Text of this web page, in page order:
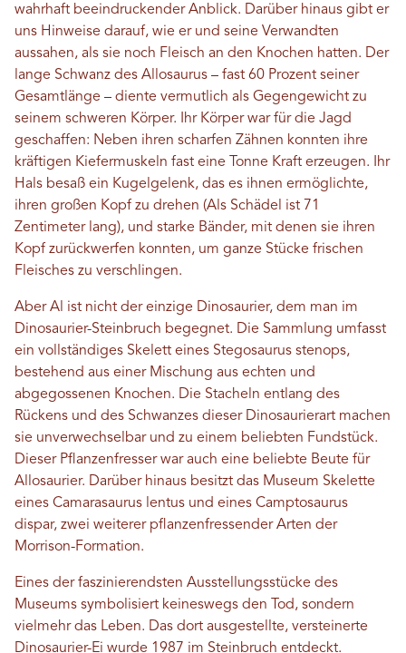
wahrhaft beeindruckender Anblick. Darüber hinaus gibt er
uns Hinweise darauf, wie er und seine Verwandten
aussahen, als sie noch Fleisch an den Knochen hatten. Der
lange Schwanz des Allosaurus – fast 60 Prozent seiner
Gesamtlänge – diente vermutlich als Gegengewicht zu
seinem schweren Körper. Ihr Körper war für die Jagd
geschaffen: Neben ihren scharfen Zähnen konnten ihre
kräftigen Kiefermuskeln fast eine Tonne Kraft erzeugen. Ihr
Hals besaß ein Kugelgelenk, das es ihnen ermöglichte,
ihren großen Kopf zu drehen (Als Schädel ist 71
Zentimeter lang), und starke Bänder, mit denen sie ihren
Kopf zurückwerfen konnten, um ganze Stücke frischen
Fleisches zu verschlingen.
Aber Al ist nicht der einzige Dinosaurier, dem man im
Dinosaurier-Steinbruch begegnet. Die Sammlung umfasst
ein vollständiges Skelett eines Stegosaurus stenops,
bestehend aus einer Mischung aus echten und
abgegossenen Knochen. Die Stacheln entlang des
Rückens und des Schwanzes dieser Dinosaurierart machen
sie unverwechselbar und zu einem beliebten Fundstück.
Dieser Pflanzenfresser war auch eine beliebte Beute für
Allosaurier. Darüber hinaus besitzt das Museum Skelette
eines Camarasaurus lentus und eines Camptosaurus
dispar, zwei weiterer pflanzenfressender Arten der
Morrison-Formation.
Eines der faszinierendsten Ausstellungsstücke des
Museums symbolisiert keineswegs den Tod, sondern
vielmehr das Leben. Das dort ausgestellte, versteinerte
Dinosaurier-Ei wurde 1987 im Steinbruch entdeckt.